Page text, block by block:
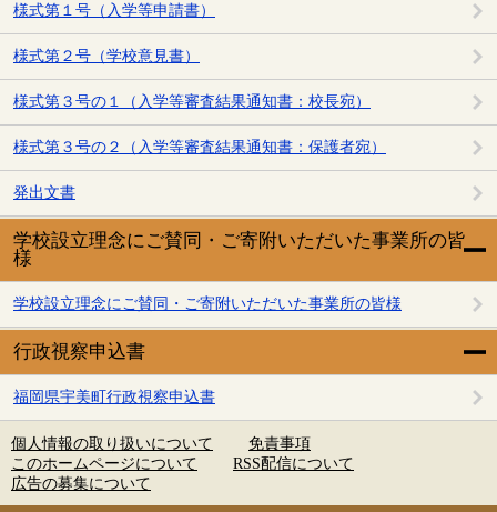
様式第１号（入学等申請書）
様式第２号（学校意見書）
様式第３号の１（入学等審査結果通知書：校長宛）
様式第３号の２（入学等審査結果通知書：保護者宛）
発出文書
学校設立理念にご賛同・ご寄附いただいた事業所の皆
様
学校設立理念にご賛同・ご寄附いただいた事業所の皆様
行政視察申込書
福岡県宇美町行政視察申込書
個人情報の取り扱いについて
免責事項
このホームページについて
RSS配信について
広告の募集について